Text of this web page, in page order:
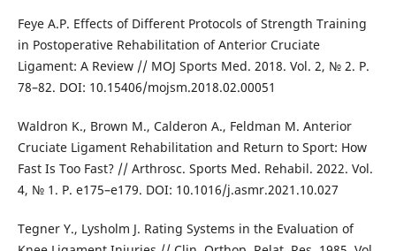
Feye A.P. Effects of Different Protocols of Strength Training
in Postoperative Rehabilitation of Anterior Cruciate
Ligament: A Review // MOJ Sports Med. 2018. Vol. 2, № 2. Р.
78–82. DOI: 10.15406/mojsm.2018.02.00051
Waldron K., Brown M., Calderon A., Feldman M. Anterior
Cruciate Ligament Rehabilitation and Return to Sport: How
Fast Is Too Fast? // Arthrosc. Sports Med. Rehabil. 2022. Vol.
4, № 1. Р. e175–e179. DOI: 10.1016/j.asmr.2021.10.027
Tegner Y., Lysholm J. Rating Systems in the Evaluation of